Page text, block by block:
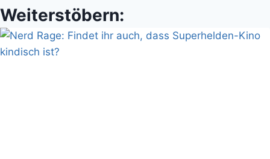
Weiterstöbern: